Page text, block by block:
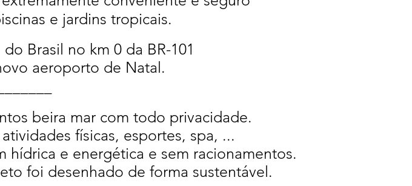
e jardins tropicais.
Brasil no km 0 da BR-101
aeroporto de Natal.
beira mar com todo privacidade.
físicas, esportes, spa, ...
hídrica e energética e sem racionamentos.
foi desenhado de forma sustentável.